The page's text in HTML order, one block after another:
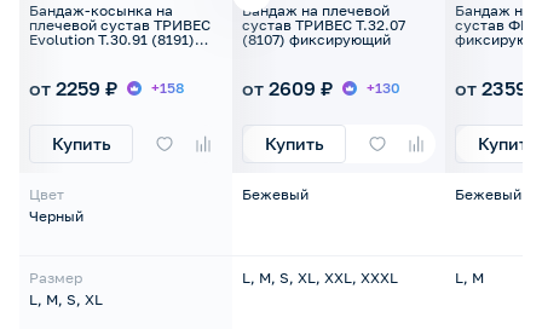
Бандаж-косынка на
плечевой сустав ТРИВЕС
Evolution Т.30.91 (8191)
от 2259 ₽ +158
Купить
Цвет
Черный
Размер
L, M, S, XL
Бандаж на плечевой
сустав ТРИВЕС Т.32.07
(8107) фиксирующий
от 2609 ₽ +130
Купить
Бежевый
L, M, S, XL, XXL, XXXL
Бандаж на
сустав
от 2359
Купить
Бежевый
L, M